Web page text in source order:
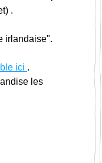
.
irlandaise".
ici .
les